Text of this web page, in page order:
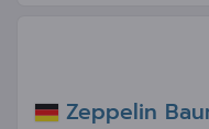
Zeppelin